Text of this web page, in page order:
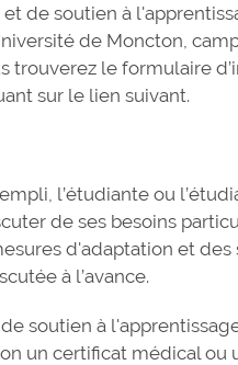
de soutien à
de Moncton,
trouverez le formulaire
sur le lien suivant.
l’étudiante ou
de ses besoins
d'adaptation et
à l’avance.
soutien à
un certificat médical ou